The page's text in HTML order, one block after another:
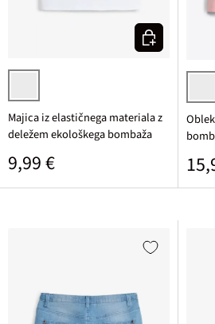
bela potiskana
Majica iz elastičnega materiala z
deležem ekološkega bombaža
Običajna cena
9,99 €
Izberi varianto